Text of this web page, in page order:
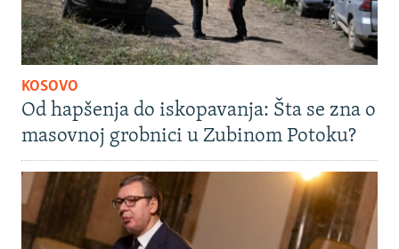
KOSOVO
Od hapšenja do iskopavanja: Šta se zna o
masovnoj grobnici u Zubinom Potoku?